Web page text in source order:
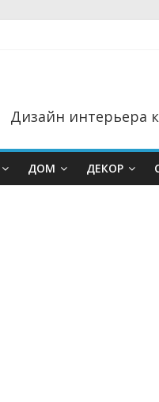
Дизайн интерьера
ДОМ ДЕКОР